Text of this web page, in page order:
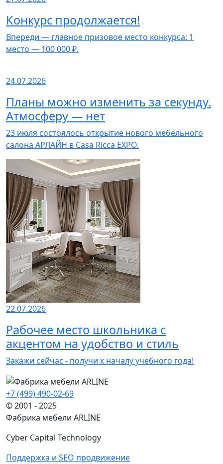
Конкурс продолжается!
Впереди — главное призовое место конкурса: 1
место — 100 000 ₽.
24.07.2026
Планы можно изменить за секунду.
Атмосферу — нет
23 июля состоялось открытие нового мебельного
салона АРЛАЙН в Casa Ricca EXPO.
22.07.2026
Рабочее место школьника с
акцентом на удобство и стиль
Закажи сейчас - получи к началу учебного года!
+7 (499) 490-02-69
© 2001 - 2025
Фабрика мебели ARLINE
Cyber Capital Technology
Поддержка и SEO продвижение